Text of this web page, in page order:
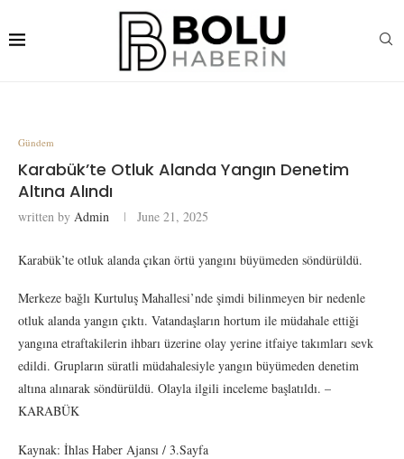
Gündem
Karabük’te Otluk Alanda Yangın Denetim
Altına Alındı
written by Admin June 21, 2025
Karabük’te otluk alanda çıkan örtü yangını büyümeden söndürüldü.
Merkeze bağlı Kurtuluş Mahallesi’nde şimdi bilinmeyen bir nedenle
otluk alanda yangın çıktı. Vatandaşların hortum ile müdahale ettiği
yangına etraftakilerin ihbarı üzerine olay yerine itfaiye takımları sevk
edildi. Grupların süratli müdahalesiyle yangın büyümeden denetim
altına alınarak söndürüldü. Olayla ilgili inceleme başlatıldı. –
KARABÜK
Kaynak: İhlas Haber Ajansı / 3.Sayfa